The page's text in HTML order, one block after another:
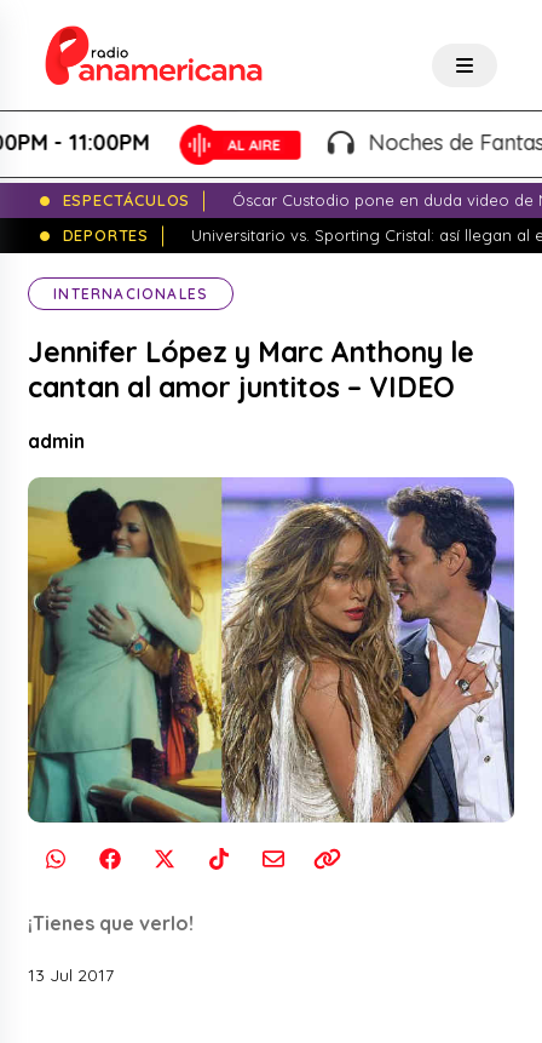
11:00PM Noches de Fantasía
ESPECTÁCULOS
Óscar Custodio pone en duda video de
DEPORTES
Universitario vs. Sporting Cristal: así llegan al
INTERNACIONALES
Jennifer López y Marc Anthony le
cantan al amor juntitos – VIDEO
admin
¡Tienes que verlo!
13 Jul 2017